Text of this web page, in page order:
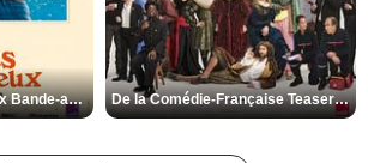
Les Matins merveilleux Bande-annonce VF De la Comédie-Française Teaser VF